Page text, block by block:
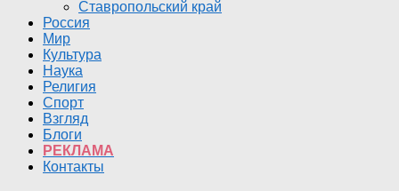
Ставропольский край
Россия
Мир
Культура
Наука
Религия
Спорт
Взгляд
Блоги
РЕКЛАМА
Контакты